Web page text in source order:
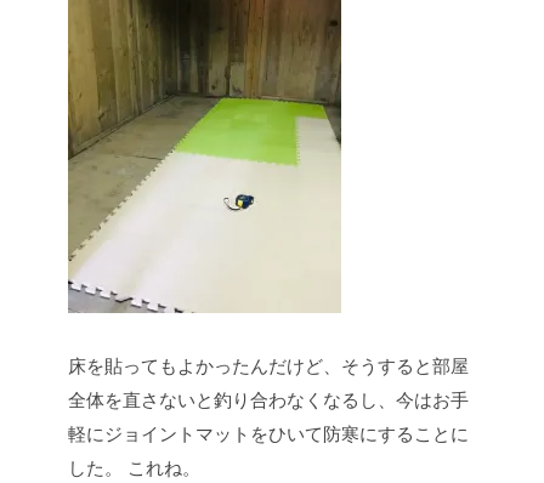
床を貼ってもよかったんだけど、そうすると部屋
全体を直さないと釣り合わなくなるし、今はお手
軽にジョイントマットをひいて防寒にすることに
した。
これね。